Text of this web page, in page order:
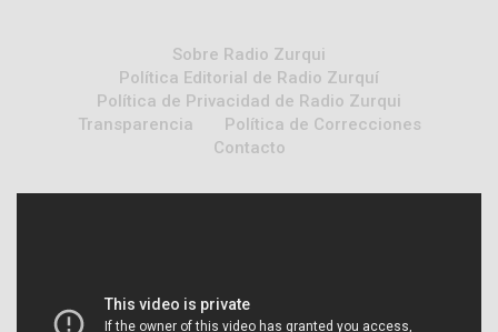
Sobre Radio Zurqui
Política Editorial de Radio Zurquí
Política de Privacidad de Radio Zurqui
Transparencia
Política de Correcciones
Contacto